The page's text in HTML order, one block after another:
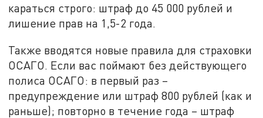
караться строго: штраф до 45 000 рублей и
лишение прав на 1,5-2 года.
Также вводятся новые правила для страховки
ОСАГО. Если вас поймают без действующего
полиса ОСАГО: в первый раз –
предупреждение или штраф 800 рублей (как и
раньше); повторно в течение года – штраф